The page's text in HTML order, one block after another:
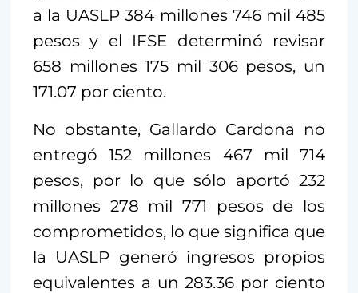
a la UASLP 384 millones 746 mil 485
pesos y el IFSE determinó revisar
658 millones 175 mil 306 pesos, un
171.07 por ciento.
No obstante, Gallardo Cardona no
entregó 152 millones 467 mil 714
pesos, por lo que sólo aportó 232
millones 278 mil 771 pesos de los
comprometidos, lo que significa que
la UASLP generó ingresos propios
equivalentes a un 283.36 por ciento